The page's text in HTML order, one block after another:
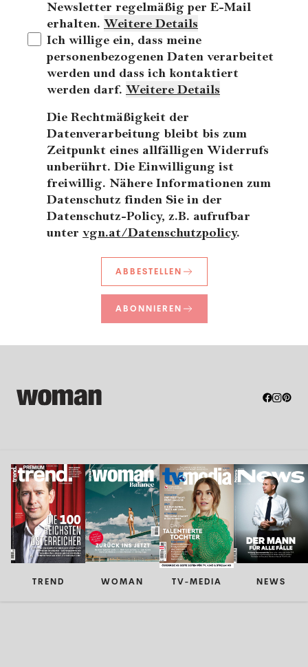
Newsletter regelmäßig per E-Mail
erhalten. Weitere Details
Ich willige ein, dass meine
personenbezogenen Daten verarbeitet
werden und dass ich kontaktiert
werden darf. Weitere Details
Die Rechtmäßigkeit der
Datenverarbeitung bleibt bis zum
Zeitpunkt eines allfälligen Widerrufs
unberührt. Die Einwilligung ist
freiwillig. Nähere Informationen zum
Datenschutz finden Sie in der
Datenschutz-Policy, z.B. aufrufbar
unter vgn.at/Datenschutzpolicy.
ABBESTELLEN
ABONNIEREN
TREND WOMAN TV-MEDIA NEWS